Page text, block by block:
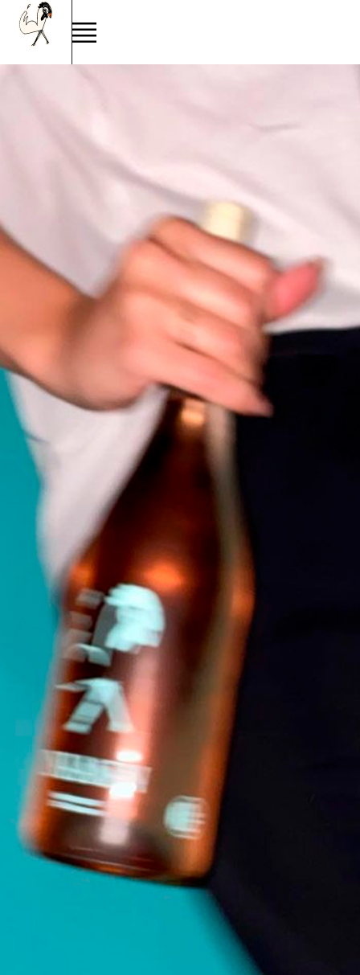
MOUSSERENDE VIN
ORANGE (MACERERET)
RØDVIN
Land
FRANKRIG
ITALIEN
LUXEMBOURG
PORTUGAL
SPANIEN
TYSKLAND
Vinhus
BODEGAS ALCARDET
CANTINE AURORA